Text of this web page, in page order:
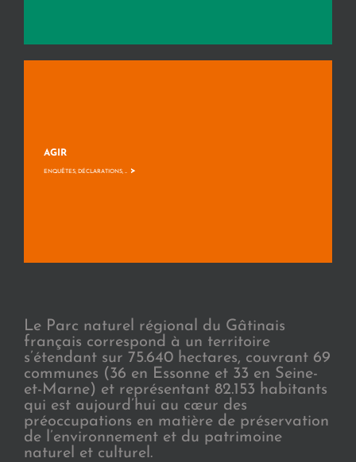
AGIR
ENQUÊTES, DÉCLARATIONS, ... >
Le Parc naturel régional du Gâtinais
français correspond à un territoire
s’étendant sur 75.640 hectares, couvrant 69
communes (36 en Essonne et 33 en Seine-
et-Marne) et représentant 82.153 habitants
qui est aujourd’hui au cœur des
préoccupations en matière de préservation
de l’environnement et du patrimoine
naturel et culturel.